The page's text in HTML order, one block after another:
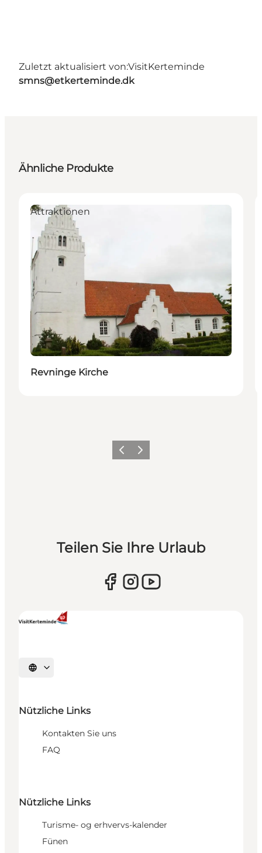
Zuletzt aktualisiert von:VisitKerteminde
smns@etkerteminde.dk
Ähnliche Produkte
Attraktionen
Revninge Kirche
ZurückWeiter
Teilen Sie Ihre Urlaub
Sprache auswählen
Nützliche Links
Kontakten Sie uns
FAQ
Nützliche Links
Turisme- og erhvervs-kalender
Fünen